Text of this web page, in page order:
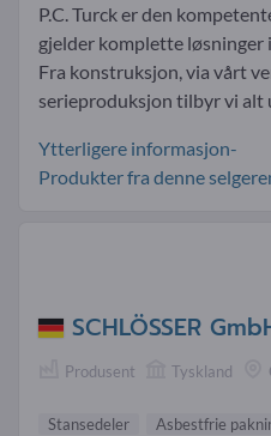
P.C. Turck er den
gjelder komplette løsninger
Fra konstruksjon, via vårt
serieproduksjon tilbyr vi alt
Ytterligere informasjon-
Produkter fra denne
SCHLÖSSER
Produsent Tyskland
Stansedeler
Asbestfrie